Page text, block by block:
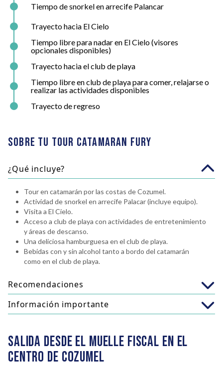
Tiempo de snorkel en arrecife Palancar
Trayecto hacia El Cielo
Tiempo libre para nadar en El Cielo (visores
opcionales disponibles)
Trayecto hacia el club de playa
Tiempo libre en club de playa para comer, relajarse o
realizar las actividades disponibles
Trayecto de regreso
Sobre tu tour Catamaran Fury
¿Qué incluye?
Tour en catamarán por las costas de Cozumel.
Actividad de snorkel en arrecife Palacar (incluye equipo).
Visita a El Cielo.
Acceso a club de playa con actividades de entretenimiento
y áreas de descanso.
Una deliciosa hamburguesa en el club de playa.
Bebidas con y sin alcohol tanto a bordo del catamarán
como en el club de playa.
Recomendaciones
Usar ropa cómoda y fresca, incluyendo traje de baño y un
cambio de ropa.
Usar únicamente bloqueador solar biodegradable.
Llevar efectivo o tarjeta para adquirir el paquete de fotos u
otros gastos personales.
Información importante
deberán presentar una identificación para comprobar su
edad.
La actividad de snorkel está limitada para personas de
SALIDA DESDE EL MUELLE FISCAL EN EL
CENTRO DE COZUMEL